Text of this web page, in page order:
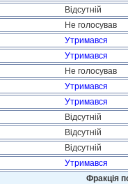
Відсутній
Не голосував
Утримався
Утримався
Не голосував
Утримався
Утримався
Відсутній
Відсутній
Відсутній
Утримався
Фракція